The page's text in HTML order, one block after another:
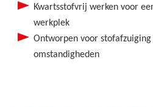
Kwartsstofvrij werken voor
werkplek
Ontworpen voor
omstandigheden